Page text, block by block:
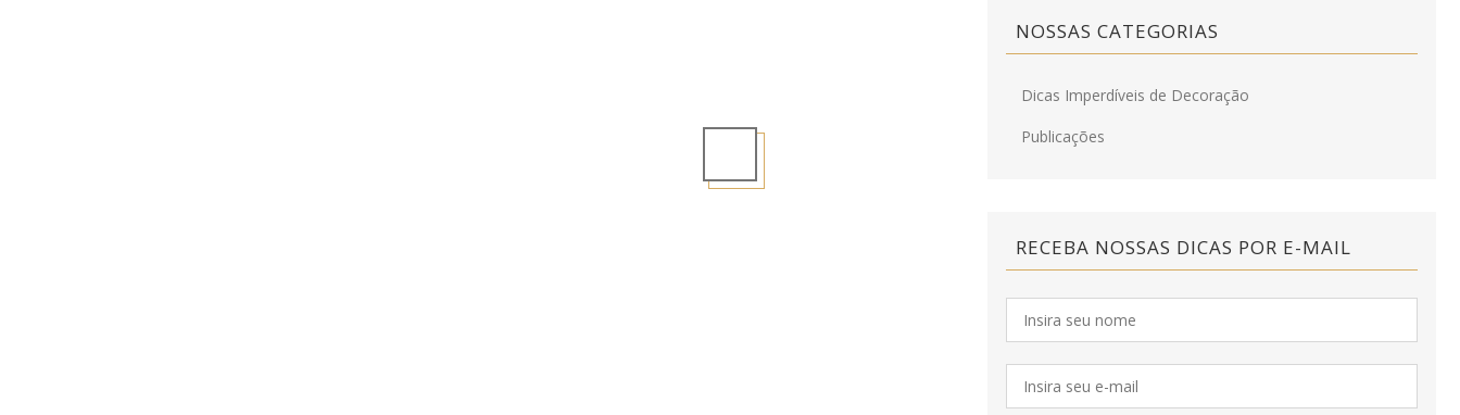
NOSSAS CATEGORIAS
Dicas Imperdíveis de Decoração
Publicações
RECEBA NOSSAS DICAS POR E-MAIL